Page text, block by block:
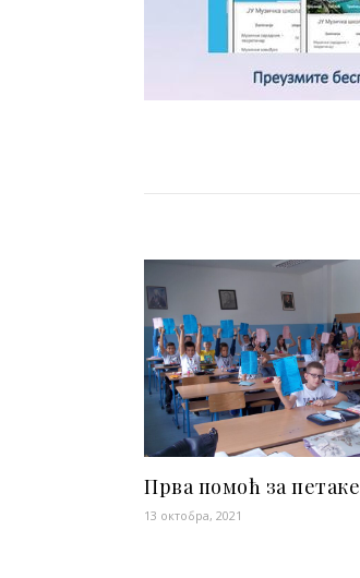
Прва помоћ за петаке
13 октобра, 2021